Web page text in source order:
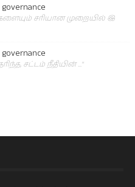
சரியான முறையில் இ
சட்டம் நீதியின் ..."